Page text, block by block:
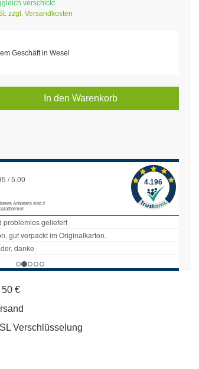
verschickt.
zzgl. Versandkosten
Geschäft in Wesel
den gewünschten Wert ein
In den Warenkorb
€
Verschlüsselung